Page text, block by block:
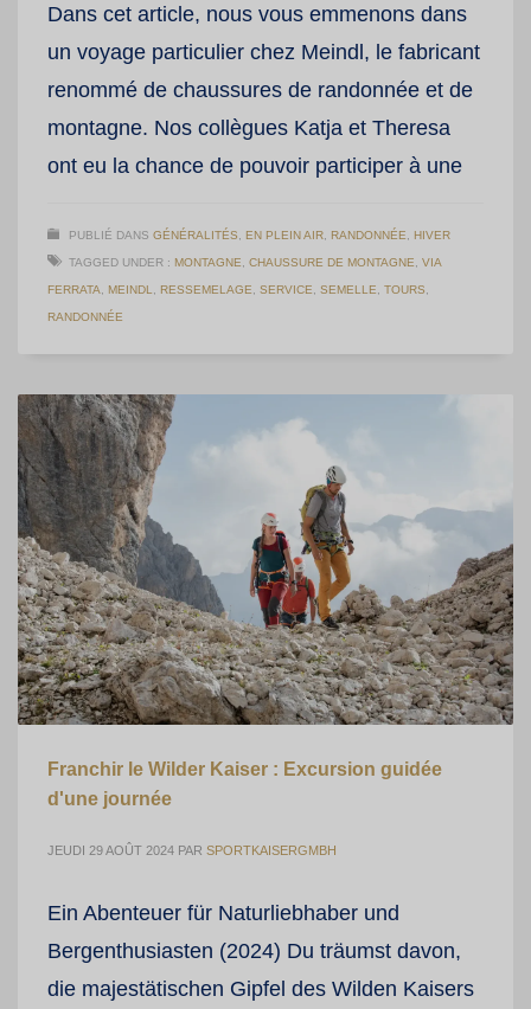
Dans cet article, nous vous emmenons dans
un voyage particulier chez Meindl, le fabricant
renommé de chaussures de randonnée et de
montagne. Nos collègues Katja et Theresa
ont eu la chance de pouvoir participer à une
PUBLIÉ DANS GÉNÉRALITÉS EN PLEIN AIR RANDONNÉE HIVER
TAGGED UNDER : MONTAGNE CHAUSSURE DE MONTAGNE VIA
FERRATA MEINDL RESSEMELAGE SERVICE SEMELLE TOURS
RANDONNÉE
Franchir le Wilder Kaiser : Excursion guidée
d'une journée
JEUDI 29 AOÛT 2024 PAR SPORTKAISERGMBH
Ein Abenteuer für Naturliebhaber und
Bergenthusiasten (2024) Du träumst davon,
die majestätischen Gipfel des Wilden Kaisers